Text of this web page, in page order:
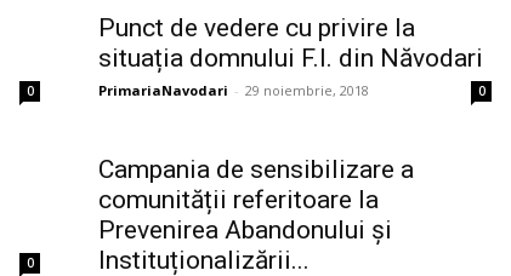
0
Punct de vedere cu privire la
situația domnului F.I. din Năvodari
PrimariaNavodari - 29 noiembrie, 2018 0
0
Campania de sensibilizare a
comunității referitoare la
Prevenirea Abandonului și
Instituționalizării...